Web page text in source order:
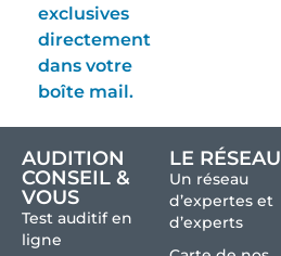
exclusives
directement
dans votre
boîte mail.
AUDITION
CONSEIL &
VOUS
Test auditif en
ligne
LE RÉSEAU
Un réseau
d’expertes et
d’experts